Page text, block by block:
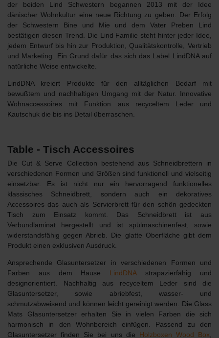
der beiden Lind Schwestern begannen 2013 mit der Idee
dänischer Wohnkultur eine neue Richtung zu geben. Der Erfolg
der Schwestern Bine und Mie und dem Vater Preben Lind
bestätigen diesen Trend. Die Lind Familie steht hinter jeder Idee,
jedem Entwurf bis hin zur Produktion, Qualitätskontrolle, Vertrieb
und Marketing. Ein Grund dafür das sich das Label LindDNA auf
natürliche Weise entwickelte.
LindDNA kreiert Produkte für den alltäglichen Bedarf mit
bewußtem und nachhaltigen Umgang mit der Natur. Innovative
Wohnaccessoires mit Funktion aus recyceltem Leder und
Kautschuk die bis ins Detail überraschen.
Table - Tisch Accessoires
Die Cut & Serve Collection bestehend aus Schneidbrettern in
verschiedenen Formen und Größen sind funktionell und vielseitig
einsetzbar. Es ist nicht nur ein hervorragend funktionelles
klassisches Schneidbrett, sondern auch ein dekoratives
Accessoires das auch als Servierbrett für den schön gedeckten
Tisch zum Einsatz kommt. Das Schneidbrett ist aus
Verbundlaminat hergestellt und ist spülmaschinenfest, sowie
widerstandsfähig gegen Abrieb. Die glatte Oberfläche gibt dem
Produkt einen exklusiven Ausdruck.
Ansprechende Glasuntersetzer in verschiedenen Formen und
Farben aus dem Hause LindDNAstrapazierfähig und
designorientiert. Nachhaltig aus recyceltem Leder sind die
Glasuntersetzer, sowie abriebfest, wasser- und
schmutzabweisend und können leicht gereinigt werden. Die Glass
Mats Glasuntersetzer erhalten Sie in vielen Farben die sich
harmonisch in den Wohnbereich einfügen. Passend zu den
Glasuntersetzer finden Sie bei uns die Holzboxen Wood Box,